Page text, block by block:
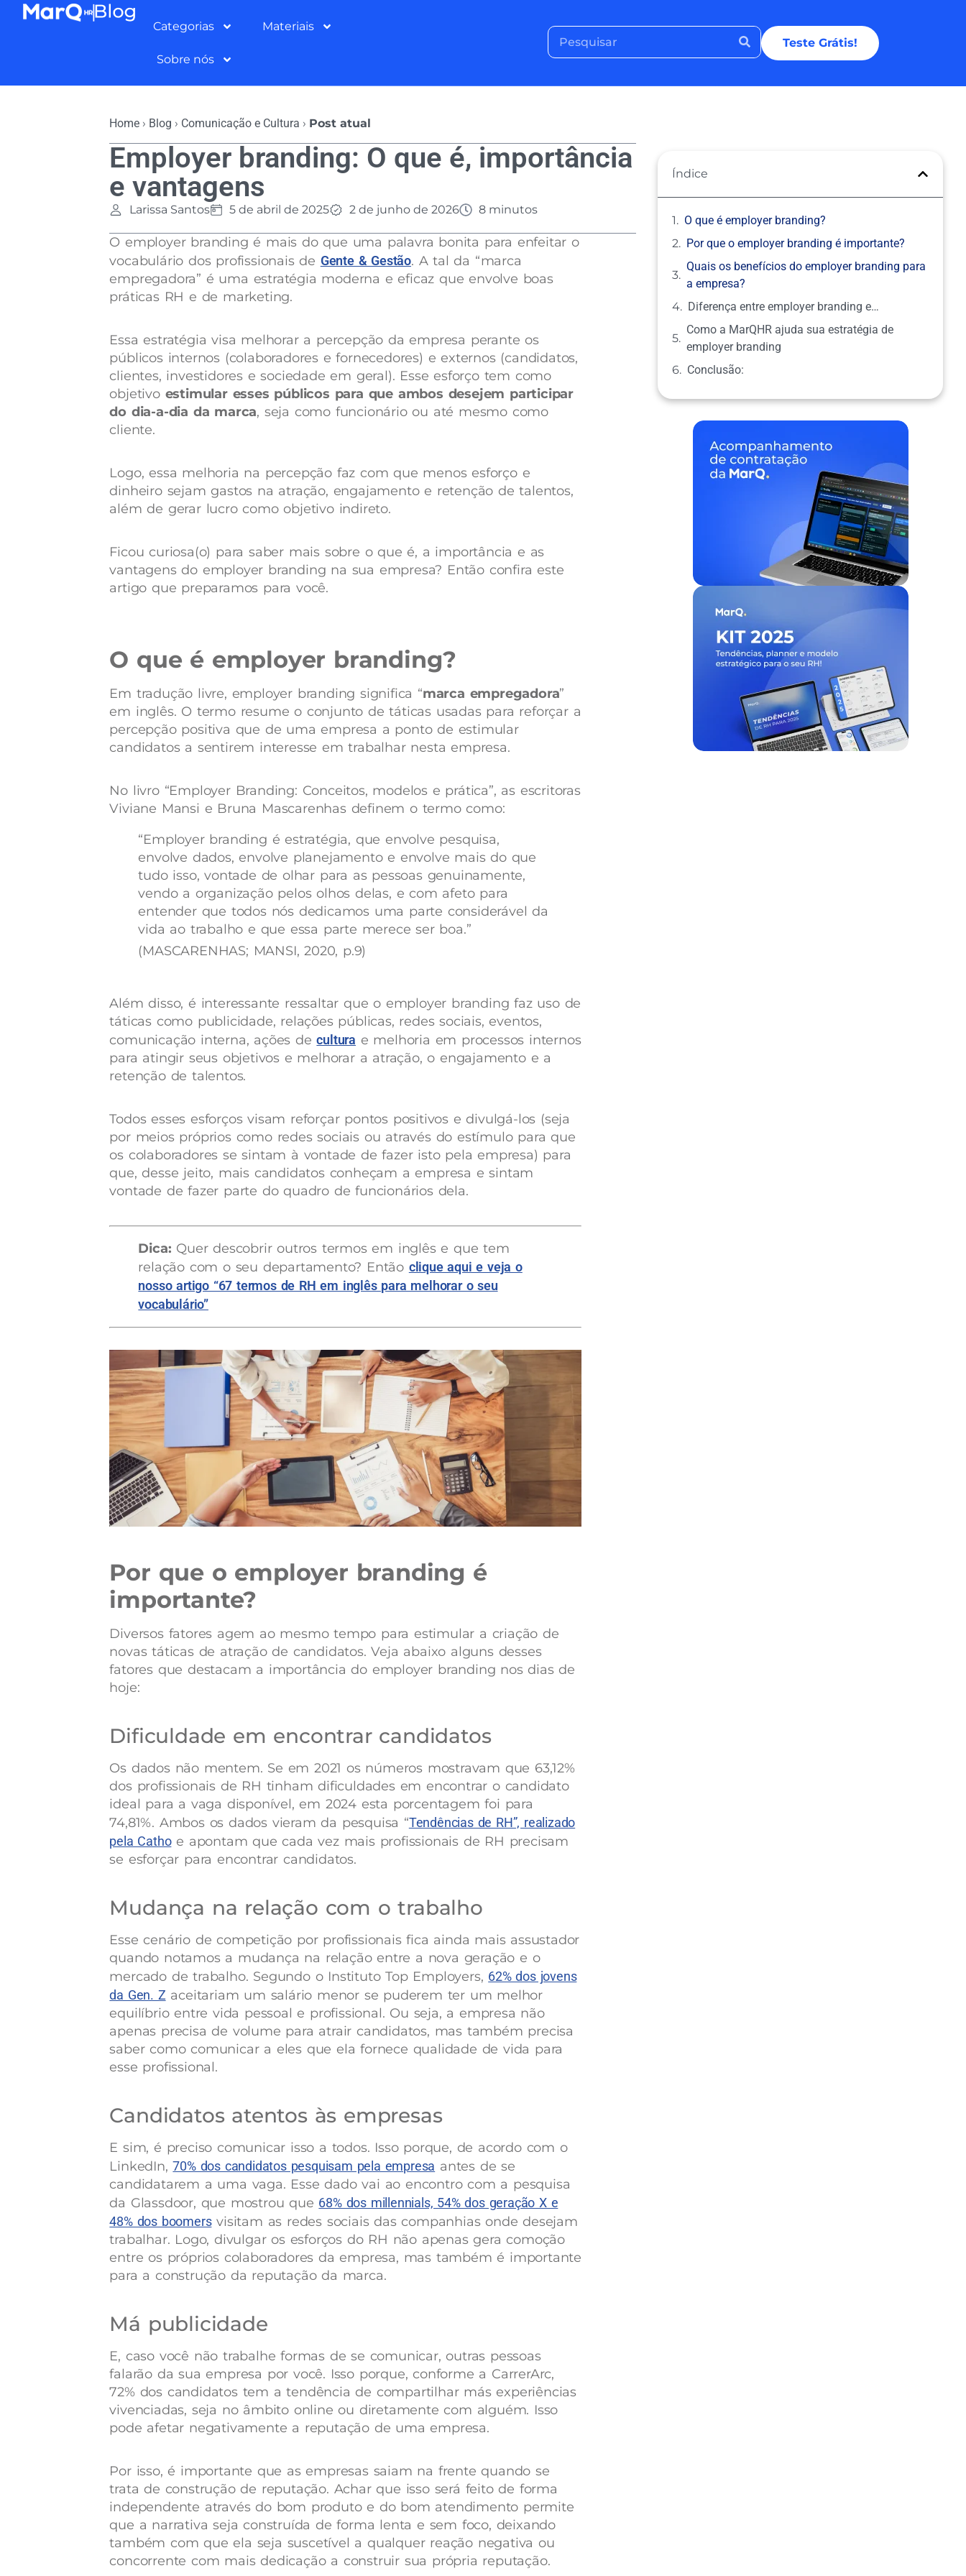
Categorias Materiais
Sobre nós
Teste Grátis!
Índice
O que é employer branding?
Por que o employer branding é importante?
Quais os benefícios do employer branding para
a empresa?
Diferença entre employer branding e…
Como a MarQHR ajuda sua estratégia de
employer branding
Conclusão:
Home › Blog › Comunicação e Cultura › Post atual
Employer branding: O que é, importância
e vantagens
Larissa Santos 5 de abril de 2025 2 de junho de 2026 8 minutos
O employer branding é mais do que uma palavra bonita para enfeitar o
vocabulário dos profissionais de Gente & Gestão. A tal da “marca
empregadora” é uma estratégia moderna e eficaz que envolve boas
práticas RH e de marketing.
Essa estratégia visa melhorar a percepção da empresa perante os
públicos internos (colaboradores e fornecedores) e externos (candidatos,
clientes, investidores e sociedade em geral). Esse esforço tem como
objetivoestimular esses públicos para que ambos desejem participar
do dia-a-dia da marca, seja como funcionário ou até mesmo como
cliente.
Logo, essa melhoria na percepção faz com que menos esforço e
dinheiro sejam gastos na atração, engajamento e retenção de talentos,
além de gerar lucro como objetivo indireto.
Ficou curiosa(o) para saber mais sobre o que é, a importância e as
vantagens do employer branding na sua empresa? Então confira este
artigo que preparamos para você.
O que é employer branding?
Em tradução livre, employer branding significa “marca empregadora”
em inglês. O termo resume o conjunto de táticas usadas para reforçar a
percepção positiva que de uma empresa a ponto de estimular
candidatos a sentirem interesse em trabalhar nesta empresa.
No livro “Employer Branding: Conceitos, modelos e prática”, as escritoras
Viviane Mansi e Bruna Mascarenhas definem o termo como:
“Employer branding é estratégia, que envolve pesquisa,
envolve dados, envolve planejamento e envolve mais do que
tudo isso, vontade de olhar para as pessoas genuinamente,
vendo a organização pelos olhos delas, e com afeto para
entender que todos nós dedicamos uma parte considerável da
vida ao trabalho e que essa parte merece ser boa.”
(MASCARENHAS; MANSI, 2020, p.9)
Além disso, é interessante ressaltar que o employer branding faz uso de
táticas como publicidade, relações públicas, redes sociais, eventos,
comunicação interna, ações decultura e melhoria em processos internos
para atingir seus objetivos e melhorar a atração, o engajamento e a
retenção de talentos.
Todos esses esforços visam reforçar pontos positivos e divulgá-los (seja
por meios próprios como redes sociais ou através do estímulo para que
os colaboradores se sintam à vontade de fazer isto pela empresa) para
que, desse jeito, mais candidatos conheçam a empresa e sintam
vontade de fazer parte do quadro de funcionários dela.
Dica: Quer descobrir outros termos em inglês e que tem
relação com o seu departamento? Então clique aqui e veja o
nosso artigo “67 termos de RH em inglês para melhorar o seu
vocabulário”
Por que o employer branding é
importante?
Diversos fatores agem ao mesmo tempo para estimular a criação de
novas táticas de atração de candidatos. Veja abaixo alguns desses
fatores que destacam a importância do employer branding nos dias de
hoje:
Dificuldade em encontrar candidatos
Os dados não mentem. Se em 2021 os números mostravam que 63,12%
dos profissionais de RH tinham dificuldades em encontrar o candidato
ideal para a vaga disponível, em 2024 esta porcentagem foi para
74,81%. Ambos os dados vieram da pesquisa “Tendências de RH”, realizado
pela Cathoe apontam que cada vez mais profissionais de RH precisam
se esforçar para encontrar candidatos.
Mudança na relação com o trabalho
Esse cenário de competição por profissionais fica ainda mais assustador
quando notamos a mudança na relação entre a nova geração e o
mercado de trabalho. Segundo o Instituto Top Employers, 62% dos jovens
da Gen. Z aceitariam um salário menor se puderem ter um melhor
equilíbrio entre vida pessoal e profissional. Ou seja, a empresa não
apenas precisa de volume para atrair candidatos, mas também precisa
saber como comunicar a eles que ela fornece qualidade de vida para
esse profissional.
Candidatos atentos às empresas
E sim, é preciso comunicar isso a todos. Isso porque, de acordo com o
LinkedIn,70% dos candidatos pesquisam pela empresa antes de se
candidatarem a uma vaga. Esse dado vai ao encontro com a pesquisa
da Glassdoor, que mostrou que 68% dos millennials, 54% dos geração X e
48% dos boomersvisitam as redes sociais das companhias onde desejam
trabalhar. Logo, divulgar os esforços do RH não apenas gera comoção
entre os próprios colaboradores da empresa, mas também é importante
para a construção da reputação da marca.
Má publicidade
E, caso você não trabalhe formas de se comunicar, outras pessoas
falarão da sua empresa por você. Isso porque, conforme a CarrerArc,
72% dos candidatos tem a tendência de compartilhar más experiências
vivenciadas, seja no âmbito online ou diretamente com alguém. Isso
pode afetar negativamente a reputação de uma empresa.
Por isso, é importante que as empresas saiam na frente quando se
trata de construção de reputação. Achar que isso será feito de forma
independente através do bom produto e do bom atendimento permite
que a narrativa seja construída de forma lenta e sem foco, deixando
também com que ela seja suscetível a qualquer reação negativa ou
concorrente com mais dedicação a construir sua própria reputação.